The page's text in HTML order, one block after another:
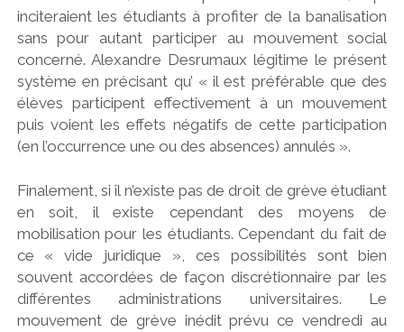
inciteraient les étudiants à profiter de la banalisation
sans pour autant participer au mouvement social
concerné. Alexandre Desrumaux légitime le présent
système en précisant qu’ « il est préférable que des
élèves participent effectivement à un mouvement
puis voient les effets négatifs de cette participation
(en l’occurrence une ou des absences) annulés ».
Finalement, si il n’existe pas de droit de grève étudiant
en soit, il existe cependant des moyens de
mobilisation pour les étudiants. Cependant du fait de
ce « vide juridique », ces possibilités sont bien
souvent accordées de façon discrétionnaire par les
différentes administrations universitaires. Le
mouvement de grève inédit prévu ce vendredi au